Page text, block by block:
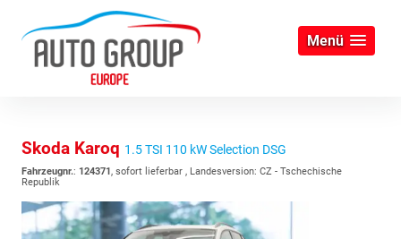
Menü
Skoda Karoq 1.5 TSI 110 kW Selection DSG
Fahrzeugnr.: 124371, sofort lieferbar , Landesversion: CZ - Tschechische
Republik